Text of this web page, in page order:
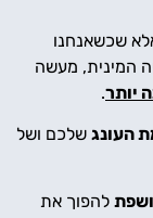
שכשאנחנו
המינית, מעשה
יותר.
העונג שלכם ושל
להפוך את